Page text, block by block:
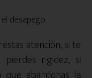
desapego
atención, si te
rigidez, si